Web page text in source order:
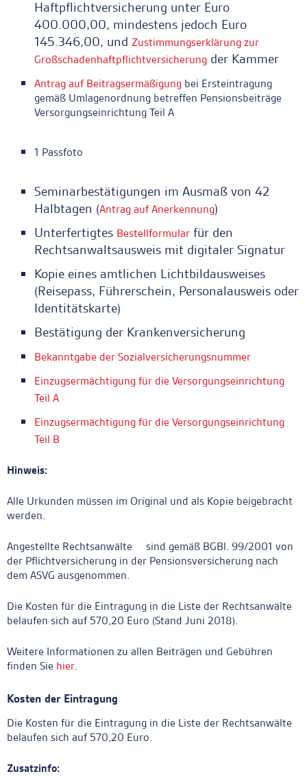
Haftpflichtversicherung unter Euro
400.000,00, mindestens jedoch Euro
145.346,00, und Zustimmungserklärung zur
Großschadenhaftpflichtversicherung der Kammer
Antrag auf Beitragsermäßigung bei Ersteintragung
gemäß Umlagenordnung betreffen Pensionsbeiträge
Versorgungseinrichtung Teil A
1 Passfoto
Seminarbestätigungen im Ausmaß von 42
Halbtagen (Antrag auf Anerkennung)
Unterfertigtes Bestellformular für den
Rechtsanwaltsausweis mit digitaler Signatur
Kopie eines amtlichen Lichtbildausweises
(Reisepass, Führerschein, Personalausweis oder
Identitätskarte)
Bestätigung der Krankenversicherung
Bekanntgabe der Sozialversicherungsnummer
Einzugsermächtigung für die Versorgungseinrichtung
Teil A
Einzugsermächtigung für die Versorgungseinrichtung
Teil B
Hinweis:
Alle Urkunden müssen im Original und als Kopie beigebracht
werden.
Angestellte Rechtsanwälte
sind gemäß BGBl. 99/2001 von
der Pflichtversicherung in der Pensionsversicherung nach
dem ASVG ausgenommen.
Die Kosten für die Eintragung in die Liste der Rechtsanwälte
belaufen sich auf 570,20 Euro (Stand Juni 2018).
Weitere Informationen zu allen Beiträgen und Gebühren
finden Sie hier.
Kosten der Eintragung
Die Kosten für die Eintragung in die Liste der Rechtsanwälte
belaufen sich auf 570,20 Euro.
Zusatzinfo: